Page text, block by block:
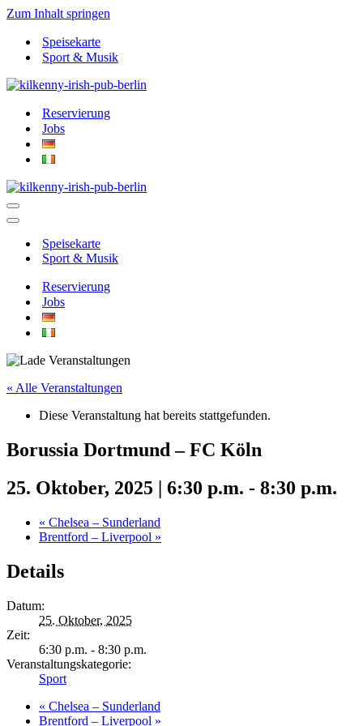
Zum Inhalt springen
Speisekarte
Sport & Musik
Reservierung
Jobs
Navigationsmenü
Navigationsmenü
Speisekarte
Sport & Musik
Reservierung
Jobs
« Alle Veranstaltungen
Diese Veranstaltung hat bereits stattgefunden.
Borussia Dortmund – FC Köln
25. Oktober, 2025 | 6:30 p.m. - 8:30 p.m.
« Chelsea – Sunderland
Brentford – Liverpool »
Details
Datum:
25. Oktober, 2025
Zeit:
6:30 p.m. - 8:30 p.m.
Veranstaltungskategorie:
Sport
« Chelsea – Sunderland
Brentford – Liverpool »